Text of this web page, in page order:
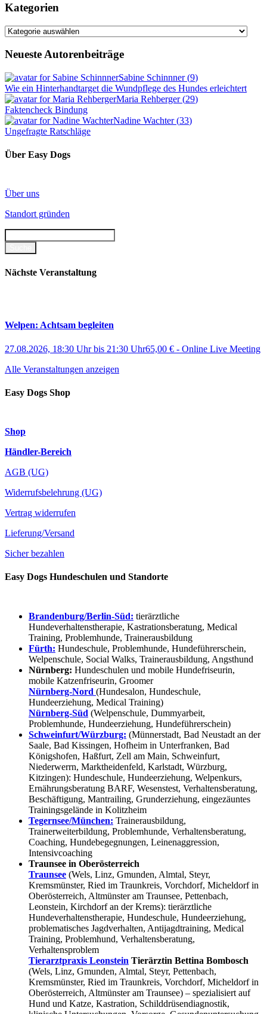
Kategorien
Kategorien
Neueste Autorenbeiträge
Sabine Schinnner(9)
Wie ein Hinterhandtarget die Wundpflege des Hundes erleichtert
Maria Rehberger(29)
Faktencheck Bindung
Nadine Wachter(33)
Ungefragte Ratschläge
Über Easy Dogs
Über uns
Standort gründen
Nächste Veranstaltung
Welpen: Achtsam begleiten
27.08.2026, 18:30 Uhrbis 21:30 Uhr65,00 € - Online Live Meeting
Alle Veranstaltungen anzeigen
Easy Dogs Shop
Shop
Händler-Bereich
AGB (UG)
Widerrufsbelehrung (UG)
Vertrag widerrufen
Lieferung/Versand
Sicher bezahlen
Easy Dogs Hundeschulen und Standorte
Brandenburg/Berlin-Süd: tierärztliche
Hundeverhaltenstherapie, Kastrationsberatung, Medical
Training, Problemhunde, Trainerausbildung
Fürth: Hundeschule, Problemhunde, Hundeführerschein,
Welpenschule, Social Walks, Trainerausbildung, Angsthund
Nürnberg: Hundeschulen und mobile Hundefriseurin,
mobile Katzenfriseurin, Groomer
Nürnberg-Nord (Hundesalon, Hundeschule,
Hundeerziehung, Medical Training)
Nürnberg-Süd (Welpenschule, Dummyarbeit,
Problemhunde, Hundeerziehung, Hundeführerschein)
Schweinfurt/Würzburg: (Münnerstadt, Bad Neustadt an der
Saale, Bad Kissingen, Hofheim in Unterfranken, Bad
Königshofen, Haßfurt, Zell am Main, Schweinfurt,
Niederwerrn, Marktheidenfeld, Karlstadt, Würzburg,
Kitzingen): Hundeschule, Hundeerziehung, Welpenkurs,
Ernährungsberatung BARF, Wesenstest, Verhaltensberatung,
Beschäftigung, Mantrailing, Grunderziehung, eingezäuntes
Trainingsgelände in Kolitzheim
Tegernsee/München: Trainerausbildung,
Trainerweiterbildung, Problemhunde, Verhaltensberatung,
Coaching, Hundebegegnungen, Leinenaggression,
Intensivcoaching
Traunsee in Oberösterreich
Traunsee (Wels, Linz, Gmunden, Almtal, Steyr,
Kremsmünster, Ried im Traunkreis, Vorchdorf, Micheldorf in
Oberösterreich, Altmünster am Traunsee, Pettenbach,
Leonstein, Kirchdorf an der Krems): tierärztliche
Hundeverhaltenstherapie, Hundeschule, Hundeerziehung,
problematisches Jagdverhalten, Antijagdtraining, Medical
Training, Problemhund, Verhaltensberatung,
Verhaltensproblem
Tierarztpraxis Leonstein Tierärztin Bettina Bombosch
(Wels, Linz, Gmunden, Almtal, Steyr, Pettenbach,
Kremsmünster, Ried im Traunkreis, Vorchdorf, Micheldorf in
Oberösterreich, Altmünster am Traunsee) – spezialisiert auf
Hund und Katze, Kastration, Schilddrüsendiagnostik,